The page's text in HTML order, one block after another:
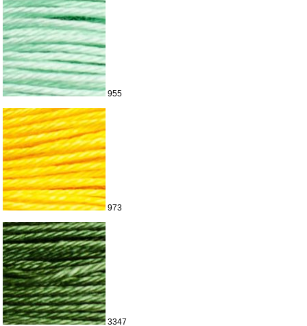
955
973
3347